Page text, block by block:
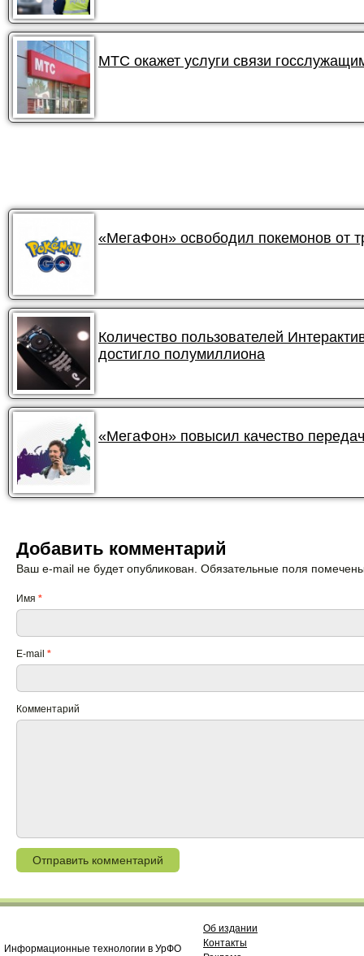
МТС окажет услуги связи
«МегаФон» освободил покемонов от
Количество пользователей
достигло полумиллиона
«МегаФон» повысил качество
Добавить комментарий
Ваш e-mail не будет опубликован. Обязательные поля
Имя *
E-mail *
Комментарий
Информационные технологии в УрФО
Об издании
Контакты